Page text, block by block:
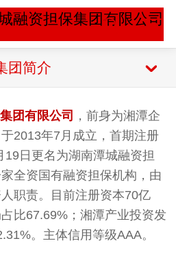
团简介
团有限公司
，前身为湘潭企
2013年7月成立，首期注册
19日更名为湖南潭城融资担
全资国有融资担保机构，由
职责。目前注册资本70亿
比67.69%；湘潭产业投资发
。主体信用等级AAA。